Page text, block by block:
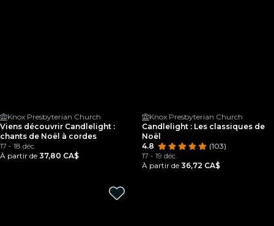
Knox Presbyterian Church
Viens découvrir Candlelight :
chants de Noël à cordes
17 - 18 déc.
À partir de 37,80 CA$
Knox Presbyterian Church
Candlelight : Les classiques de
Noël
4.8
(103)
17 - 19 déc.
À partir de 36,72 CA$